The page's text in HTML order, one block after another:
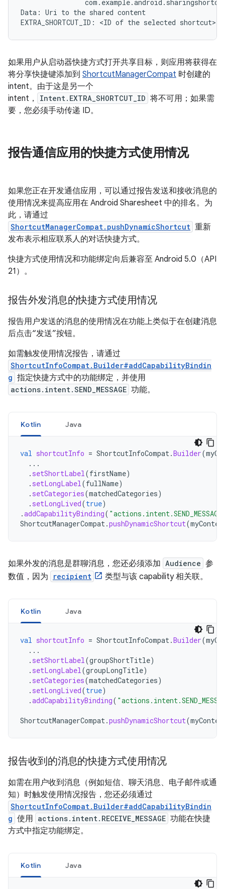
com . example.android .
Data : Uri to the shared content
EXTRA_SHORTCUT_ID : <ID of the selected shortcut>
如果用户从启动器快捷方式打开共享目标，则应用将获得在
将分享快捷键添加到 ShortcutManagerCompat 时创建的
intent。由于这是另一个
intent，
Intent.EXTRA_SHORTCUT_ID 将不可用；如果需
要，您必须手动传递 ID。
报告通信应用的快捷方式使用情况
如果您正在开发通信应用，可以通过报告发送和接收消息的
使用情况来提高应用在 Android Sharesheet 中的排名。为
此，请通过
ShortcutManagerCompat.pushDynamicShortcut 重新
发布表示相应联系人的对话快捷方式。
快捷方式使用情况和功能绑定向后兼容至 Android 5.0（API
21）。
报告外发消息的快捷方式使用情况
报告用户发送的消息的使用情况在功能上类似于在创建消息
后点击“发送”按钮。
如需触发使用情况报告，请通过
ShortcutInfoCompat.Builder#addCapabilityBindin
g 指定快捷方式中的功能绑定，并使用
actions.intent.SEND_MESSAGE 功能。
Kotlin Java
val shortcutInfo = ShortcutInfoCompat.Builder(
...
. setShortLabel(firstName)
. setLongLabel(fullName)
. setCategories(matchedCategories)
. setLongLived(true)
.addCapabilityBinding(
ShortcutManagerCompat.pushDynamicShortcut(
如果外发的消息是群聊消息，您还必须添加 Audience 参
数值，因为
recipient 类型与该 capability 相关联。
Kotlin Java
val shortcutInfo = ShortcutInfoCompat.Builder(
...
. setShortLabel(groupShortTitle)
. setLongLabel(groupLongTitle)
. setCategories(matchedCategories)
. setLongLived(true)
.addCapabilityBinding(
ShortcutManagerCompat.pushDynamicShortcut(
报告收到的消息的快捷方式使用情况
如需在用户收到消息（例如短信、聊天消息、电子邮件或通
知）时触发使用情况报告，您还必须通过
ShortcutInfoCompat.Builder#addCapabilityBindin
g 使用 actions.intent.RECEIVE_MESSAGE 功能在快捷
方式中指定功能绑定。
Kotlin Java